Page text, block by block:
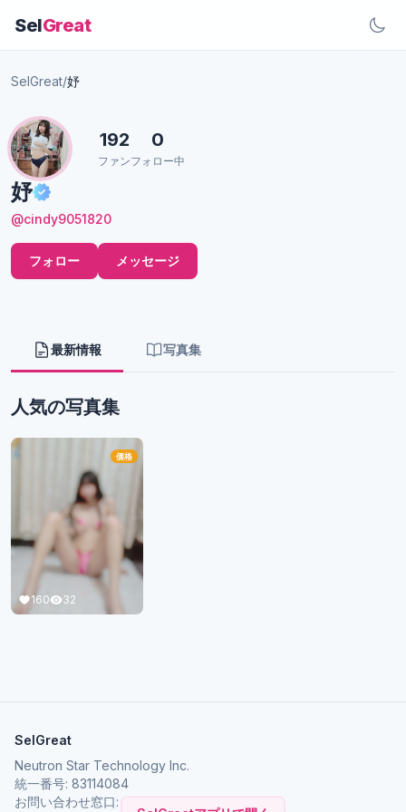
SelGreat
SelGreat/妤
妤
@cindy9051820
192
ファン
0
フォロー中
フォロー メッセージ
最新情報 写真集
人気の写真集
160 32
価格
SelGreat
Neutron Star Technology Inc.
統一番号: 83114084
お問い合わせ窓口:neutronstar.ai@gmail.com